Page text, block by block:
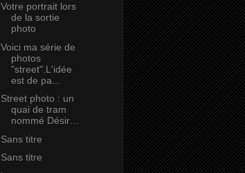
Votre portrait lors
de la sortie
photo
Voici ma série de
photos
"street".L'idée
est de pa...
Street photo : un
quai de tram
nommé Désir…
Sans titre
Sans titre